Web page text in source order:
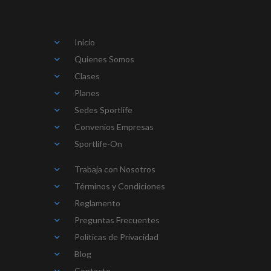
Inicio
Quienes Somos
Clases
Planes
Sedes Sportlife
Convenios Empresas
Sportlife-On
Trabaja con Nosotros
Términos y Condiciones
Reglamento
Preguntas Frecuentes
Políticas de Privacidad
Blog